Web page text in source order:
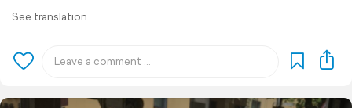
See translation